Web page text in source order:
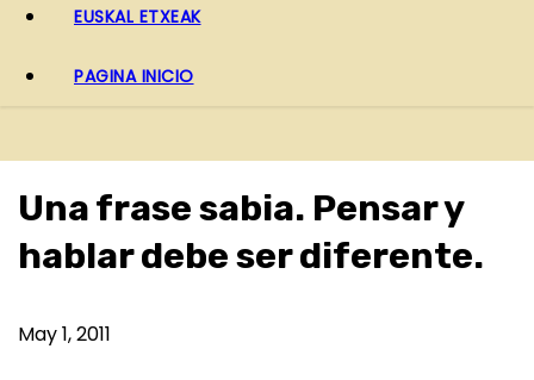
EUSKAL ETXEAK
PAGINA INICIO
Una frase sabia. Pensar y
hablar debe ser diferente.
May 1, 2011